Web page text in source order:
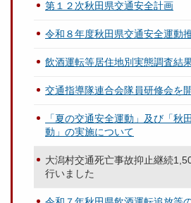
第１２次秋田県交通安全計画
令和８年度秋田県交通安全運動
飲酒運転等居住地別実態調査結
交通指導隊連合会隊員研修会を
「夏の交通安全運動」及び「秋
動」の実施について
大潟村交通死亡事故抑止継続
行いました